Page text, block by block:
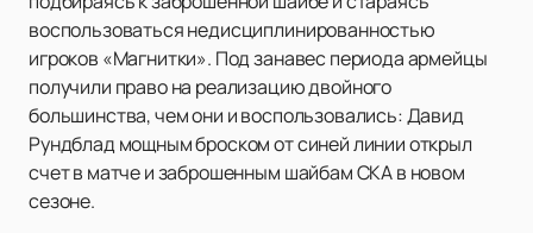
воспользоваться недисциплинированностью
игроков «Магнитки». Под занавес периода армейцы
получили право на реализацию двойного
большинства, чем они и воспользовались: Давид
Рундблад мощным броском от синей линии открыл
счет в матче и заброшенным шайбам СКА в новом
сезоне.